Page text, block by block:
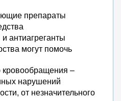
препараты
антиагреганты
могут помочь
кровообращения –
нарушений
от незначительного